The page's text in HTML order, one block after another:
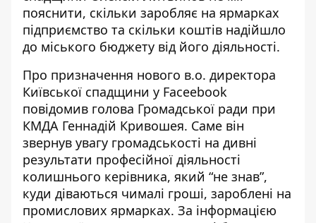
пояснити, скільки заробляє на ярмарках
підприємство та скільки коштів надійшло
до міського бюджету від його діяльності.
Про призначення нового в.о. директора
Київської спадщини у Faceebook
повідомив голова Громадської ради при
КМДА Геннадій Кривошея. Саме він
звернув увагу громадськості на дивні
результати професійної діяльності
колишнього керівника, який “не знав”,
куди діваються чималі гроші, зароблені на
промислових ярмарках. За інформацією